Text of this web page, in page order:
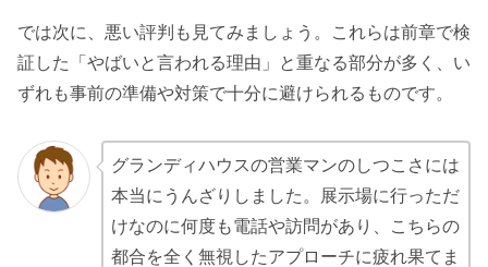
では次に、悪い評判も見てみましょう。これらは前章で検
証した「やばいと言われる理由」と重なる部分が多く、い
ずれも事前の準備や対策で十分に避けられるものです。
グランディハウスの営業マンのしつこさには
本当にうんざりしました。展示場に行っただ
けなのに何度も電話や訪問があり、こちらの
都合を全く無視したアプローチに疲れ果てま